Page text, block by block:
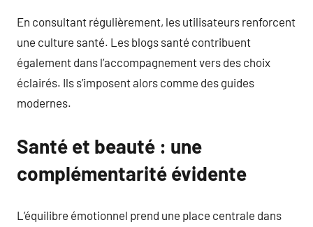
En consultant régulièrement, les utilisateurs renforcent
une culture santé. Les blogs santé contribuent
également dans l’accompagnement vers des choix
éclairés. Ils s’imposent alors comme des guides
modernes.
Santé et beauté : une
complémentarité évidente
L’équilibre émotionnel prend une place centrale dans